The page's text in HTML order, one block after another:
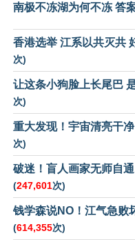
南极不冻湖为何不冻 答
香港选举 江系以共灭共
次)
让这条小狗脸上长尾巴
次)
重大发现！宇宙清亮干
次)
破迷！盲人画家无师自
(247,601次)
钱学森说NO！江气急败
(614,355次)